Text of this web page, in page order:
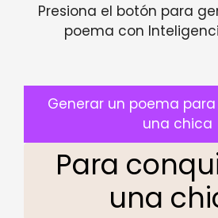
Presiona el botón para
poema con
Generar un poema
una chica
Para
una